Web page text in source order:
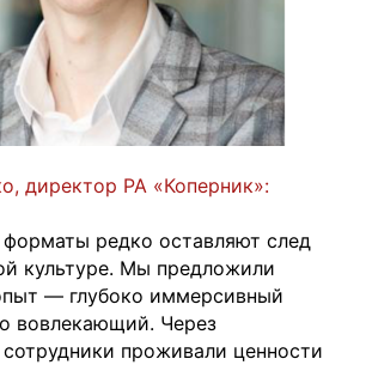
директор РА «Коперник»:
форматы редко оставляют след
культуре. Мы предложили
— глубоко иммерсивный
вовлекающий. Через
проживали ценности